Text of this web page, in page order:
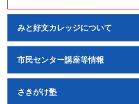
みと好文カレッジについて
市民センター講座等情報
さきがけ塾